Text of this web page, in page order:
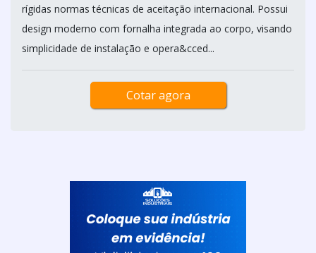
rígidas normas técnicas de aceitação internacional. Possui
design moderno com fornalha integrada ao corpo, visando
simplicidade de instalação e opera&cced...
Cotar agora